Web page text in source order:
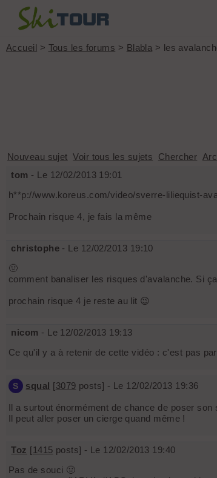
Accueil > Tous les forums > Blabla > les
Nouveau sujet Voir tous les sujets Chercher
tom - Le 12/02/2013 19:01
h**p://www.koreus.com/video/sverre-liliequist-
Prochain risque 4, je fais la même
christophe- Le 12/02/2013 19:10
🤢
comment banaliser les risques d'avalanche. Si
prochain risque 4 je reste au lit 😉
nicom - Le 12/02/2013 19:13
Ce qu'il y a à retenir de cette vidéo : c'est pas
S squal [3079 posts] - Le 12/02/2013 19:36
Il a surtout énormément de chance de poser son
Il peut aller poser un cierge quand même !
Toz [1415 posts] - Le 12/02/2013 19:40
Pas de souci 🤢